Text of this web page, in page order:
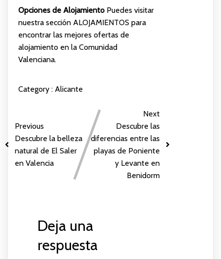
Opciones de AlojamientoPuedes visitar
nuestra sección ALOJAMIENTOS para
encontrar las mejores ofertas de
alojamiento en la Comunidad
Valenciana.
Category : Alicante
Previous
Descubre la belleza
natural de El Saler
en Valencia
Next
Descubre las
diferencias entre las
playas de Poniente
y Levante en
Benidorm
Deja una
respuesta